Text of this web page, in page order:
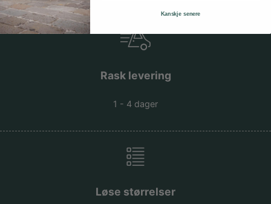
Rask levering
1 - 4 dager
Løse størrelser
Kanskje senere